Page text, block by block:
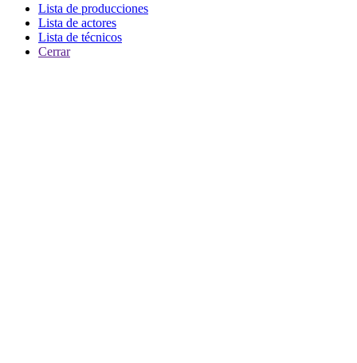
Lista de producciones
Lista de actores
Lista de técnicos
Cerrar